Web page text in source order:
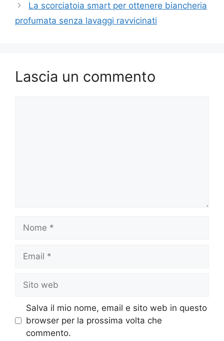
La scorciatoia smart per ottenere biancheria
profumata senza lavaggi ravvicinati
Lascia un commento
Nome
Email
Sito
web
Salva il mio nome, email e sito web in questo
browser per la prossima volta che
commento.